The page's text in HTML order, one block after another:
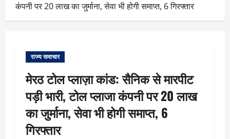
कंपनी पर 20 लाख का जुर्माना, सेवा भी होगी समाप्त, 6 गिरफ्तार
राज्य समाचार
मेरठ टोल प्लाज़ा कांड: सैनिक से मारपीट
पड़ी भारी, टोल प्लाजा कंपनी पर 20 लाख
का जुर्माना, सेवा भी होगी समाप्त, 6
गिरफ्तार